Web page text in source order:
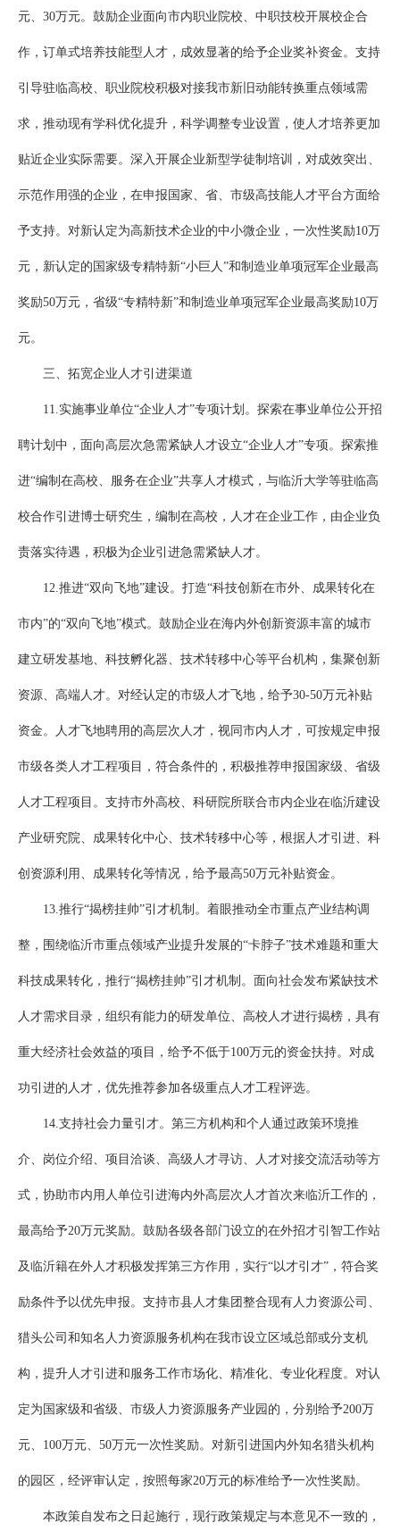
元、30万元。鼓励企业面向市内职业院校、中职技校开展校企合
作，订单式培养技能型人才，成效显著的给予企业奖补资金。支持
引导驻临高校、职业院校积极对接我市新旧动能转换重点领域需
求，推动现有学科优化提升，科学调整专业设置，使人才培养更加
贴近企业实际需要。深入开展企业新型学徒制培训，对成效突出、
示范作用强的企业，在申报国家、省、市级高技能人才平台方面给
予支持。对新认定为高新技术企业的中小微企业，一次性奖励10万
元，新认定的国家级专精特新“小巨人”和制造业单项冠军企业最高
奖励50万元，省级“专精特新”和制造业单项冠军企业最高奖励10万
元。
三、拓宽企业人才引进渠道
11.实施事业单位“企业人才”专项计划。探索在事业单位公开招
聘计划中，面向高层次急需紧缺人才设立“企业人才”专项。探索推
进“编制在高校、服务在企业”共享人才模式，与临沂大学等驻临高
校合作引进博士研究生，编制在高校，人才在企业工作，由企业负
责落实待遇，积极为企业引进急需紧缺人才。
12.推进“双向飞地”建设。打造“科技创新在市外、成果转化在
市内”的“双向飞地”模式。鼓励企业在海内外创新资源丰富的城市
建立研发基地、科技孵化器、技术转移中心等平台机构，集聚创新
资源、高端人才。对经认定的市级人才飞地，给予30-50万元补贴
资金。人才飞地聘用的高层次人才，视同市内人才，可按规定申报
市级各类人才工程项目，符合条件的，积极推荐申报国家级、省级
人才工程项目。支持市外高校、科研院所联合市内企业在临沂建设
产业研究院、成果转化中心、技术转移中心等，根据人才引进、科
创资源利用、成果转化等情况，给予最高50万元补贴资金。
13.推行“揭榜挂帅”引才机制。着眼推动全市重点产业结构调
整，围绕临沂市重点领域产业提升发展的“卡脖子”技术难题和重大
科技成果转化，推行“揭榜挂帅”引才机制。面向社会发布紧缺技术
人才需求目录，组织有能力的研发单位、高校人才进行揭榜，具有
重大经济社会效益的项目，给予不低于100万元的资金扶持。对成
功引进的人才，优先推荐参加各级重点人才工程评选。
14.支持社会力量引才。第三方机构和个人通过政策环境推
介、岗位介绍、项目洽谈、高级人才寻访、人才对接交流活动等方
式，协助市内用人单位引进海内外高层次人才首次来临沂工作的，
最高给予20万元奖励。鼓励各级各部门设立的在外招才引智工作站
及临沂籍在外人才积极发挥第三方作用，实行“以才引才”，符合奖
励条件予以优先申报。支持市县人才集团整合现有人力资源公司、
猎头公司和知名人力资源服务机构在我市设立区域总部或分支机
构，提升人才引进和服务工作市场化、精准化、专业化程度。对认
定为国家级和省级、市级人力资源服务产业园的，分别给予200万
元、100万元、50万元一次性奖励。对新引进国内外知名猎头机构
的园区，经评审认定，按照每家20万元的标准给予一次性奖励。
本政策自发布之日起施行，现行政策规定与本意见不一致的，